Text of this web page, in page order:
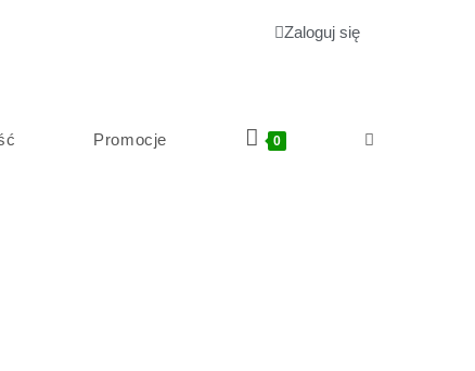
Zaloguj się
Promocje 0